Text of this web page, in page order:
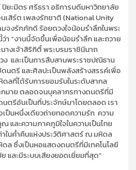
ยะมิตร ศรีธรา อธิการบดีมหาวิทยาลัย
เสิร์ต เพลงรักชาติ (National Unity
จงรักภักดี ร้อยดวงใจน้อมรำลึกในพระ
า “งานนี้จัดขึ้นเพื่อน้อมรำลึก และถวาย
างเจ้าสิริกิติ์ พระบรมราชินีนาถ
และเป็นการสืบสานพระราชปณิธาน
นตรี และศิลปะเป็นพลังสร้างสรรค์เพื่อ
ลที่ได้รับการยอมรับในระดับสากล
มาย ตลอดจนบุคลากรทางดนตรีที่มี
รีอันเป็นที่ประจักษ์มาโดยตลอด เรา
เป็นหนึ่งเดียวถ่ายทอดความรัก ความ
และความภาคภูมิใจในความเป็นไทย
ในค่ำคืนแห่งประวัติศาสตร์ ณ มหิดล
ล ซึ่งเป็นหอแสดงดนตรีที่มีเทคโนโลยี
และมีระบบเสียงยอดเยี่ยมที่สุด”